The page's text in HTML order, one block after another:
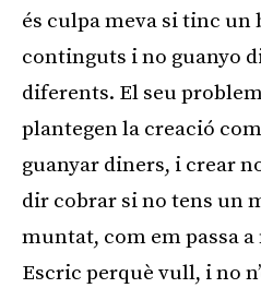
és culpa meva si tinc un
continguts i no guanyo
diferents. El seu
plantegen la creació
guanyar diners, i crear
dir cobrar si no tens un
muntat, com em passa
Escric perquè vull, i no